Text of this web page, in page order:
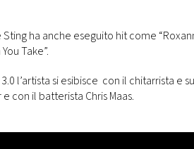
ha anche eseguito hit come
Take”.
l’artista si esibisce con il chitarrista e
con il batterista Chris Maas.